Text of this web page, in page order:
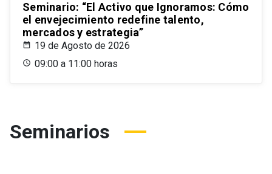
Seminario: “El Activo que Ignoramos: Cómo
el envejecimiento redefine talento,
mercados y estrategia”
19 de Agosto de 2026
09:00 a 11:00 horas
Seminarios